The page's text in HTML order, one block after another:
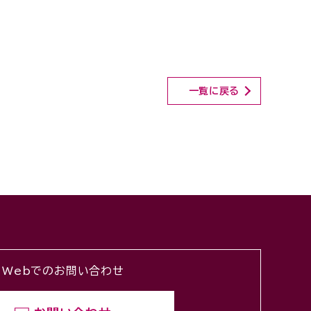
一覧に戻る
Webでのお問い合わせ